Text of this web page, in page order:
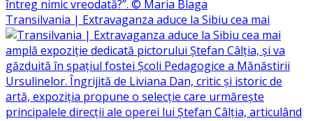
Transilvania | Extravaganza aduce la Sibiu cea mai